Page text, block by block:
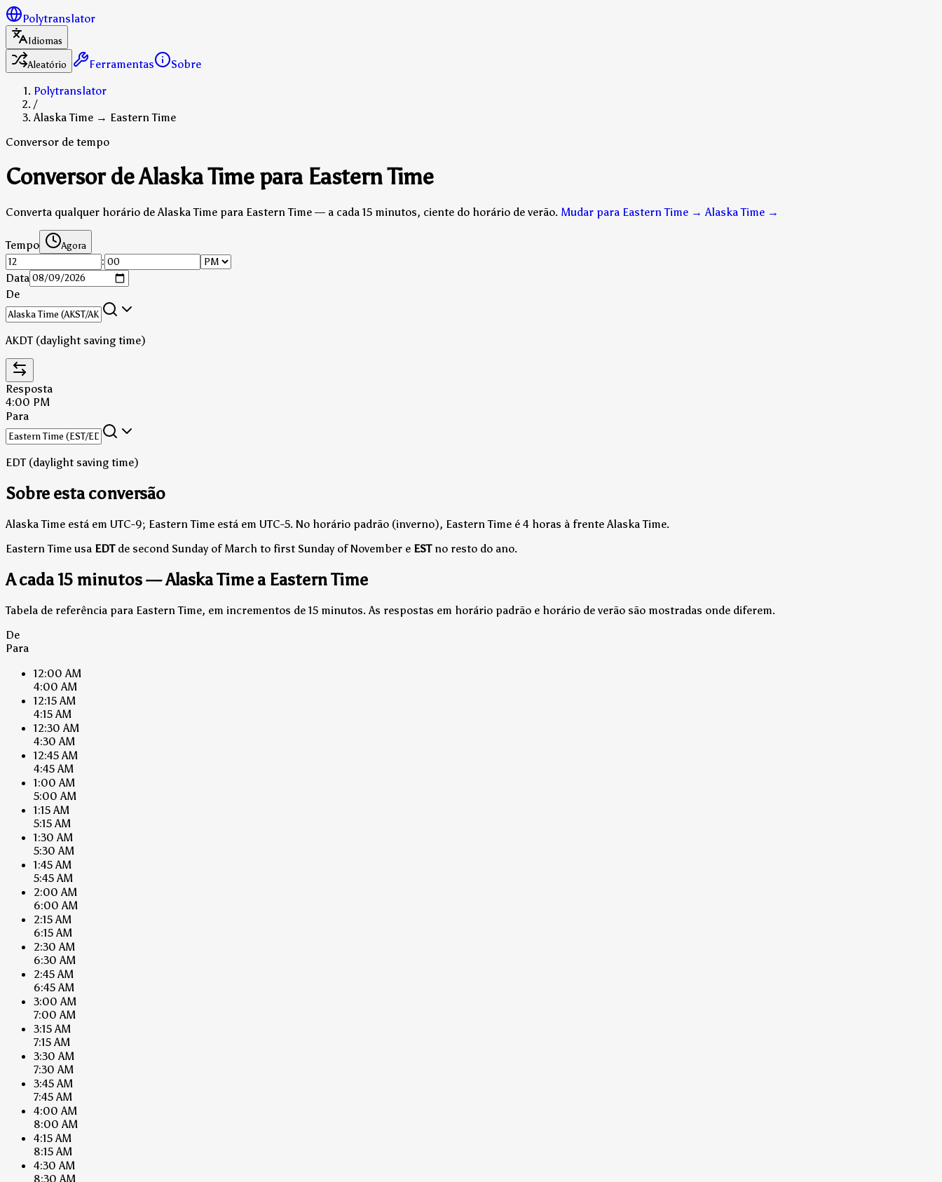
Polytranslator
Idiomas
Aleatório
Ferramentas
Sobre
Polytranslator
/
Alaska Time → Eastern Time
Conversor de tempo
Conversor de Alaska Time para Eastern Time
Converta qualquer horário de Alaska Time para Eastern Time — a cada 15 minutos, ciente do horário de verão. Mudar para Eastern Time → Alaska Time →
Tempo Agora
:
Data
De
AKDT (daylight saving time)
Resposta
4:00 PM
Para
EDT (daylight saving time)
Sobre esta conversão
Alaska Time está em UTC-9; Eastern Time está em UTC-5. No horário padrão (inverno), Eastern Time é 4 horas à frente Alaska Time.
Eastern Time usa EDTde second Sunday of March to first Sunday of November e ESTno resto do ano.
A cada 15 minutos — Alaska Time a Eastern Time
Tabela de referência para Eastern Time, em incrementos de 15 minutos. As respostas em horário padrão e horário de verão são mostradas onde diferem.
De
Para
12:00 AM
4:00 AM
12:15 AM
4:15 AM
12:30 AM
4:30 AM
12:45 AM
4:45 AM
1:00 AM
5:00 AM
1:15 AM
5:15 AM
1:30 AM
5:30 AM
1:45 AM
5:45 AM
2:00 AM
6:00 AM
2:15 AM
6:15 AM
2:30 AM
6:30 AM
2:45 AM
6:45 AM
3:00 AM
7:00 AM
3:15 AM
7:15 AM
3:30 AM
7:30 AM
3:45 AM
7:45 AM
4:00 AM
8:00 AM
4:15 AM
8:15 AM
4:30 AM
8:30 AM